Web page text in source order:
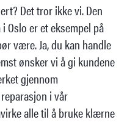
Det tror ikke vi. Den
Oslo er et eksempel på
være. Ja, du kan handle
ønsker vi å gi kundene
gjennom
i vår
alle til å bruke klærne